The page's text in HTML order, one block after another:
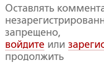
Оставлять
запрещено,
войдите или
продолжить